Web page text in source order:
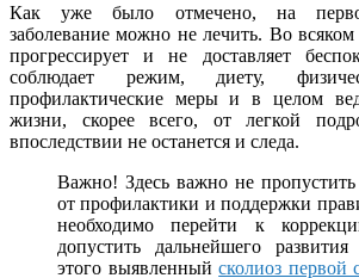
Как уже было отмечено, на
заболевание можно не лечить. Во
прогрессирует и не доставляет
соблюдает режим, диету,
профилактические меры и в целом
жизни, скорее всего, от легкой
впоследствии не останется и следа.
Важно! Здесь важно не пропустить
от профилактики и поддержки
необходимо перейти к
допустить дальнейшего
этого выявленныйсколиоз первой